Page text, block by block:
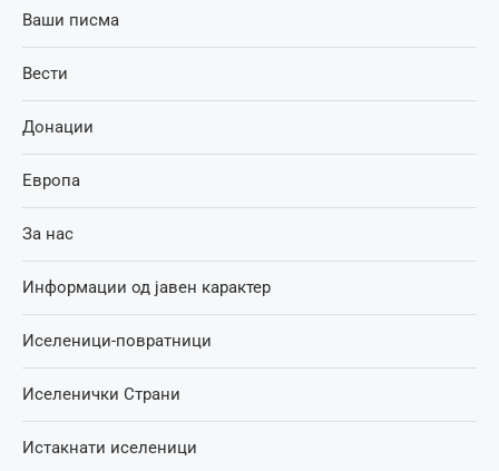
Ваши писма
Вести
Донации
Европа
За нас
Информации од јавен карактер
Иселеници-повратници
Иселенички Страни
Истакнати иселеници